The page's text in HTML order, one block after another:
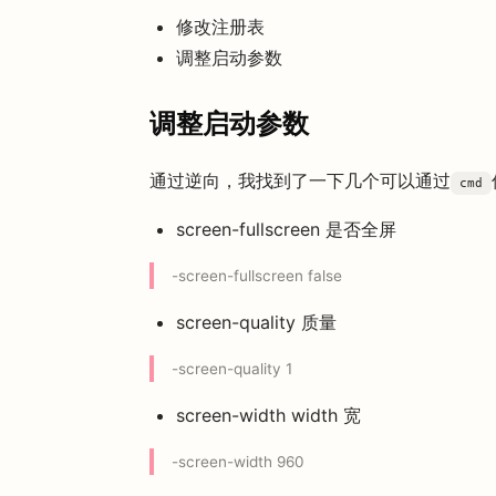
修改注册表
调整启动参数
调整启动参数
通过逆向，我找到了一下几个可以通过 cmd
screen-fullscreen 是否全屏
-screen-fullscreen false
screen-quality 质量
-screen-quality 1
screen-width width 宽
-screen-width 960